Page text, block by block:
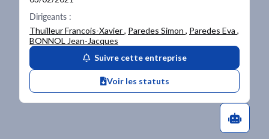
Dirigeants :
Thuilleur Francois-Xavier, Paredes Simon , Paredes Eva ,
BONNOL Jean-Jacques
Suivre cette entreprise
Voir les statuts